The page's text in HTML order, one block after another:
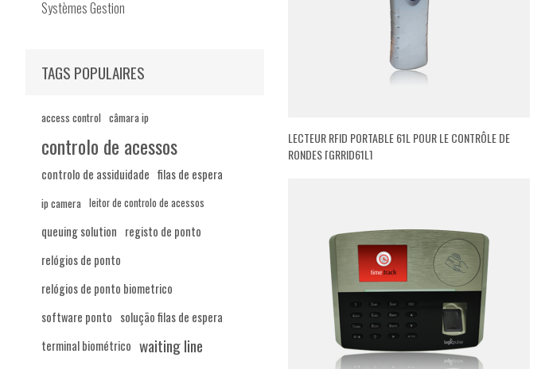
LECTEUR RFID PORTABLE 61L POUR LE CONTRÔLE DE
RONDES [GRRID61L]
Systèmes Gestion
TAGS POPULAIRES
access control câmara ip
controlo de acessos
controlo de assiduidade filas de espera
ip camera leitor de controlo de acessos
queuing solution registo de ponto
relógios de ponto
relógios de ponto biometrico
software ponto solução filas de espera
terminal biométrico waiting line